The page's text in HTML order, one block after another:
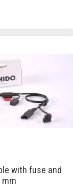
with fuse and